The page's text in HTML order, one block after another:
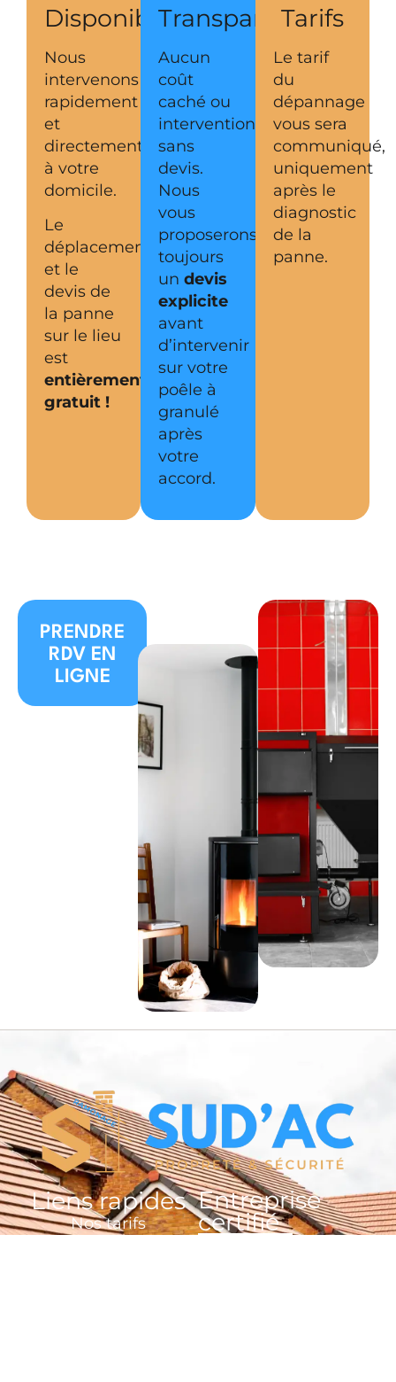
Disponibilité
Nous
intervenons
rapidement
et
directement
à votre
domicile.
Le
déplacement
et le
devis de
la panne
sur le lieu
est
entièrement
gratuit !
Transparence
Aucun
coût
caché ou
intervention
sans
devis.
Nous
vous
proposerons
toujours
undevis
explicite
avant
d’intervenir
sur votre
poêle à
granulé
après
votre
accord.
Tarifs
Le tarif
du
dépannage
vous sera
communiqué,
uniquement
après le
diagnostic
de la
panne.
PRENDRE
RDV EN
LIGNE
Liens rapides
Nos tarifs
Entreprise
certifié